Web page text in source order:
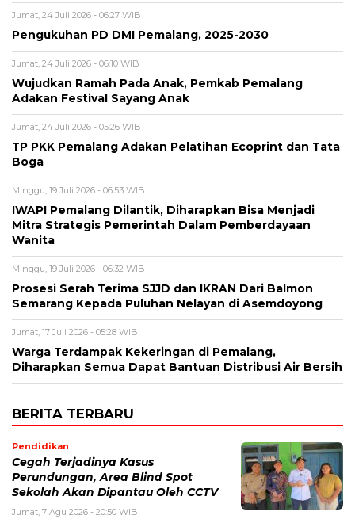
Jumat, 24 Juli 2026 - 06:27 WIB
Pengukuhan PD DMI Pemalang, 2025-2030
Jumat, 24 Juli 2026 - 06:10 WIB
Wujudkan Ramah Pada Anak, Pemkab Pemalang
Adakan Festival Sayang Anak
Jumat, 24 Juli 2026 - 05:26 WIB
TP PKK Pemalang Adakan Pelatihan Ecoprint dan Tata
Boga
Minggu, 19 Juli 2026 - 06:53 WIB
IWAPI Pemalang Dilantik, Diharapkan Bisa Menjadi
Mitra Strategis Pemerintah Dalam Pemberdayaan
Wanita
Minggu, 19 Juli 2026 - 06:32 WIB
Prosesi Serah Terima SJJD dan IKRAN Dari Balmon
Semarang Kepada Puluhan Nelayan di Asemdoyong
Jumat, 17 Juli 2026 - 05:28 WIB
Warga Terdampak Kekeringan di Pemalang,
Diharapkan Semua Dapat Bantuan Distribusi Air Bersih
BERITA TERBARU
Pendidikan
Cegah Terjadinya Kasus
Perundungan, Area Blind Spot
Sekolah Akan Dipantau Oleh CCTV
Jumat, 7 Agu 2026 - 20:50 WIB